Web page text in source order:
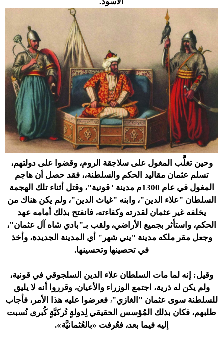
وحين تغلَّب المغول على سلاجقة الروم، وقضوا على دولتهم،
تسلم عثمان مقاليد الحكم والسلطنة،، فقد حصل أن هاجم
المغول في عام 1300م مدينة "قونية"، وقتل أثناء تلك الهجمة
السلطان "علاء الدين"، وابنه "غياث الدين"، ولم يكن هناك من
يخلفه غير عثمان لقدرته وكفاءته، فانفتح بذلك أمامه عهد
الحكم، واستأثر بجميع الأراضي، ولقب بـ"بادي شاه آل عثمان"،
وجعل مقر ملكه مدينة "يني شهر" أي المدينة الجديدة، وأخذ
في تحصينها وتحسينها.
وقيل: إنه لما مات السلطان علاء الدين السلجوقي في قونية،
ولم يكن له ذرية، اجتمع الوزراء والأعيان، وقرروا أنه لا يليق
للسلطنة سوى عثمان "الغازي"، فعرضوا عليه هذا الأمر، فأجاب
طلبهم، فكان بذلك المُؤسس الحقيقي لِدولةٍ تُركيَّةٍ كُبرى نُسبت
إليه فيما بعد، فعُرفت «بالعُثمانيَّة».